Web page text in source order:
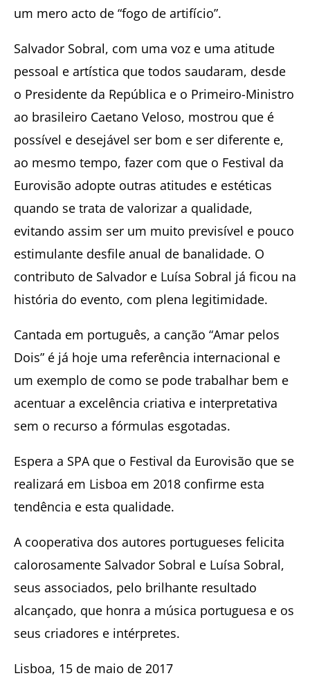
um mero acto de “fogo de artifício”.
Salvador Sobral, com uma voz e uma atitude
pessoal e artística que todos saudaram, desde
o Presidente da República e o Primeiro-Ministro
ao brasileiro Caetano Veloso, mostrou que é
possível e desejável ser bom e ser diferente e,
ao mesmo tempo, fazer com que o Festival da
Eurovisão adopte outras atitudes e estéticas
quando se trata de valorizar a qualidade,
evitando assim ser um muito previsível e pouco
estimulante desfile anual de banalidade. O
contributo de Salvador e Luísa Sobral já ficou na
história do evento, com plena legitimidade.
Cantada em português, a canção “Amar pelos
Dois” é já hoje uma referência internacional e
um exemplo de como se pode trabalhar bem e
acentuar a excelência criativa e interpretativa
sem o recurso a fórmulas esgotadas.
Espera a SPA que o Festival da Eurovisão que se
realizará em Lisboa em 2018 confirme esta
tendência e esta qualidade.
A cooperativa dos autores portugueses felicita
calorosamente Salvador Sobral e Luísa Sobral,
seus associados, pelo brilhante resultado
alcançado, que honra a música portuguesa e os
seus criadores e intérpretes.
Lisboa, 15 de maio de 2017